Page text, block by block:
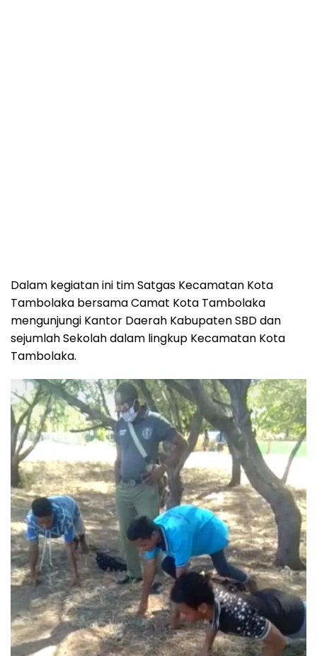
Dalam kegiatan ini tim Satgas Kecamatan Kota
Tambolaka bersama Camat Kota Tambolaka
mengunjungi Kantor Daerah Kabupaten SBD dan
sejumlah Sekolah dalam lingkup Kecamatan Kota
Tambolaka.